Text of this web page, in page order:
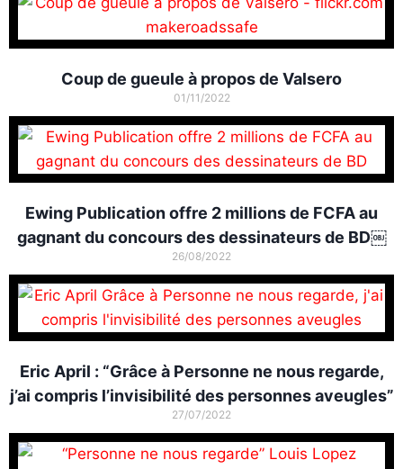
Coup de gueule à propos de Valsero
01/11/2022
Ewing Publication offre 2 millions de FCFA au
gagnant du concours des dessinateurs de BD￼
26/08/2022
Eric April : “Grâce à Personne ne nous regarde,
j’ai compris l’invisibilité des personnes aveugles”
27/07/2022